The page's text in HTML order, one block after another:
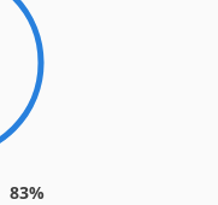
83%